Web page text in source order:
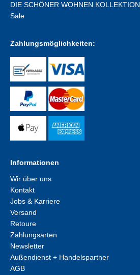
DIE SCHÖNER WOHNEN KOLLEKTION
Sale
Zahlungsmöglichkeiten:
Informationen
Wir über uns
Kontakt
Jobs & Karriere
Versand
Retoure
Zahlungsarten
Newsletter
Außendienst + Handelspartner
AGB